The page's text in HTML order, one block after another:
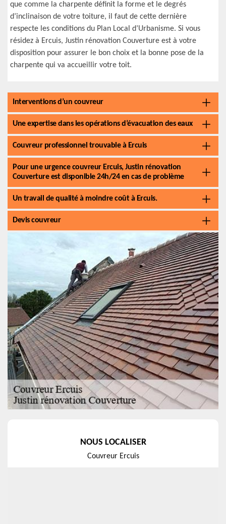
que comme la charpente définit la forme et le degrés
d’inclinaison de votre toiture, il faut de cette dernière
respecte les conditions du Plan Local d’Urbanisme. Si vous
résidez à Ercuis, Justin rénovation Couverture est à votre
disposition pour assurer le bon choix et la bonne pose de la
charpente qui va accueillir votre toit.
Interventions d’un couvreur
Une expertise dans les opérations d’évacuation des eaux
Couvreur professionnel trouvable à Ercuis
Pour une urgence couvreur Ercuis, Justin rénovation
Couverture est disponible 24h/24 en cas de problème
Un travail de qualité à moindre coût à Ercuis.
Devis couvreur
NOUS LOCALISER
Couvreur Ercuis